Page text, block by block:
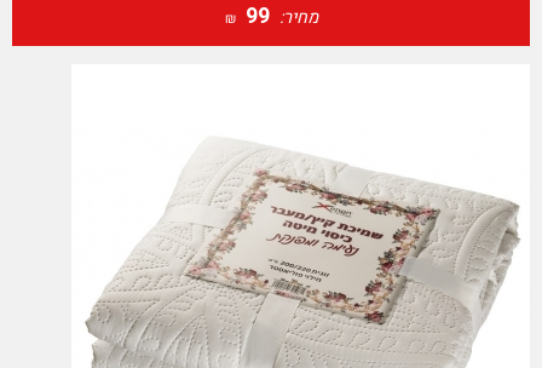
מחיר: 99
₪